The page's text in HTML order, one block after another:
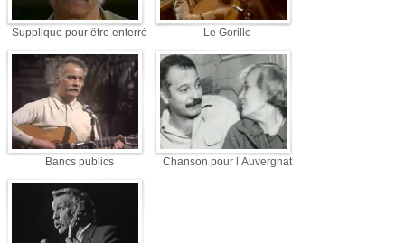
Supplique pour être enterré à la plage de Sète
Le Gorille
Bancs publics Chanson pour l’Auvergnat